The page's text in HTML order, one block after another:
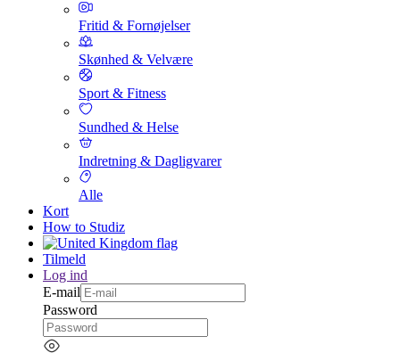
Fritid & Fornøjelser
Skønhed & Velvære
Sport & Fitness
Sundhed & Helse
Indretning & Dagligvarer
Alle
Kort
How to Studiz
Tilmeld
Log ind
E-mail
Password